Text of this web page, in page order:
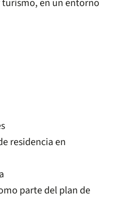
en un entorno
residencia en
parte del plan de